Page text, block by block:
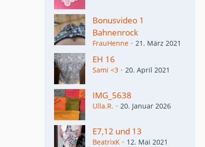
Bonusvideo 1
Bahnenrock
FrauHenne 21. März 2021
EH 16
Sami <3 20. April 2021
IMG_5638
Ulla.R. 20. Januar 2026
E7,12 und 13
BeatrixK
12. Mai 2021